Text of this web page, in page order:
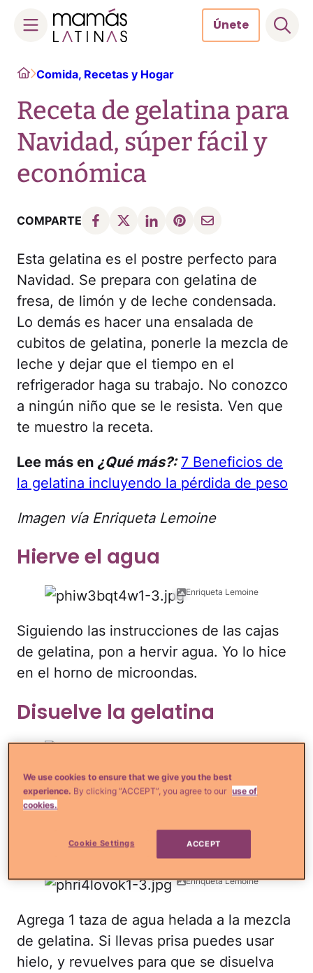
content
Únete
HomeComida, Recetas y Hogar
Receta de gelatina para
Navidad, súper fácil y
económica
COMPARTE
Esta gelatina es el postre perfecto para
Navidad. Se prepara con gelatina de
fresa, de limón y de leche condensada.
Lo demás es hacer una ensalada de
cubitos de gelatina, ponerle la mezcla de
leche y dejar que el tiempo en el
refrigerador haga su trabajo. No conozco
a ningún niño que se le resista. Ven que
te muestro la receta.
Lee más en ¿Qué más?: 7 Beneficios de
la gelatina incluyendo la pérdida de peso
Imagen vía Enriqueta Lemoine
Hierve el agua
Enriqueta Lemoine
Siguiendo las instrucciones de las cajas
de gelatina, pon a hervir agua. Yo lo hice
en el horno de microondas.
Disuelve la gelatina
Enriqueta Lemoine
En 1 taza de agua hirviendo, disuelve un
sobre de gelatina roja (de fresa).
Completa con agua fría
Enriqueta Lemoine
Agrega 1 taza de agua helada a la mezcla
de gelatina. Si llevas prisa puedes usar
hielo, y revuelves para que se disuelva
We use cookies to ensure that we give you the best
experience. By clicking “ACCEPT”, you agree to our use of
cookies.
Cookie Settings ACCEPT